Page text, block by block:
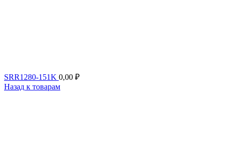
SRR1280-151K 0,00 ₽
Назад к товарам